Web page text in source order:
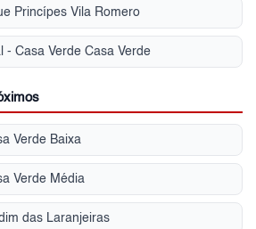
Princípes Vila Romero
- Casa Verde Casa Verde
Verde Baixa
Verde Média
das Laranjeiras